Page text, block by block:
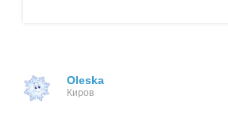
Oleska
Киров